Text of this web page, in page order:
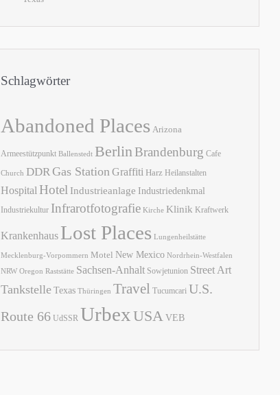
Schlagwörter
Abandoned Places Arizona
Armeestützpunkt Ballenstedt BerlinBrandenburg Cafe
Church DDR Gas StationGraffiti Harz Heilanstalten
Hospital Hotel Industrieanlage Industriedenkmal
Industriekultur Infrarotfotografie Kirche Klinik Kraftwerk
Krankenhaus Lost Places Lungenheilstätte
Mecklenburg-Vorpommern Motel New Mexico Nordrhein-Westfalen
NRW Oregon Raststätte Sachsen-Anhalt Sowjetunion Street Art
TankstelleTexas Thüringen Travel Tucumcari U.S.
Route 66 UdSSR UrbexUSAVEB